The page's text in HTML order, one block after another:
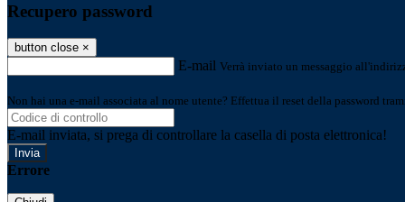
Recupero password
button close ×
E-mail Verrà inviato un messaggio
Non hai una e-mail associata al nome utente? Effettua il reset della password
E-mail inviata, si prega di controllare la casella di posta elettronica!
Errore